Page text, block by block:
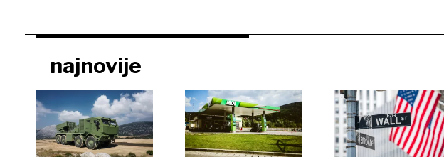
najnovije